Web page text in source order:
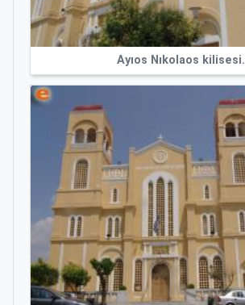
Ayıos Nıkolaos kilisesi.